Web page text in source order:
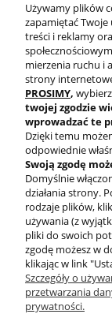
Używamy plików
zapamiętać
treści i reklamy
mierzenia ruchu i
strony
PROSIMY, wybierz
twojej zgodzie
wprowadzać te
Dzięki temu
odpowiednie
Swoją zgodę
Domyślnie
działania strony.
rodzaje plików,
używania (z
pliki do swoich
zgodę możesz w
klikając w link
Szczegóły o
przetwarzania
prywatności.